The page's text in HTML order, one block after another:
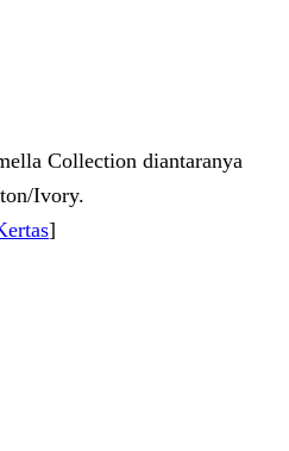
Collection diantaranya
Ivory.
]